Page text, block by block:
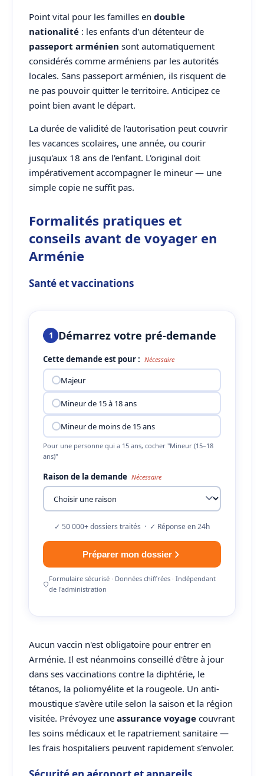
Point vital pour les familles en double
nationalité : les enfants d'un détenteur de
passeport arménien sont automatiquement
considérés comme arméniens par les autorités
locales. Sans passeport arménien, ils risquent de
ne pas pouvoir quitter le territoire. Anticipez ce
point bien avant le départ.
La durée de validité de l'autorisation peut couvrir
les vacances scolaires, une année, ou courir
jusqu'aux 18 ans de l'enfant. L'original doit
impérativement accompagner le mineur — une
simple copie ne suffit pas.
Formalités pratiques et
conseils avant de voyager en
Arménie
Santé et vaccinations
1 Démarrez votre pré-demande
Cette demande est pour : Nécessaire
Majeur
Mineur de 15 à 18 ans
Mineur de moins de 15 ans
Pour une personne qui a 15 ans, cocher "Mineur (15–18
ans)"
Raison de la demande Nécessaire
✓ 50 000+ dossiers traités · ✓ Réponse en 24h
Préparer mon dossier
Formulaire sécurisé · Données chiffrées · Indépendant
de l'administration
Aucun vaccin n'est obligatoire pour entrer en
Arménie. Il est néanmoins conseillé d'être à jour
dans ses vaccinations contre la diphtérie, le
tétanos, la poliomyélite et la rougeole. Un anti-
moustique s'avère utile selon la saison et la région
visitée. Prévoyez une assurance voyage couvrant
les soins médicaux et le rapatriement sanitaire —
les frais hospitaliers peuvent rapidement s'envoler.